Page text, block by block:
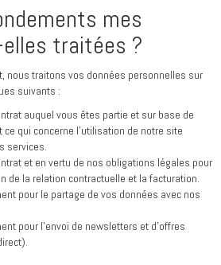
mes
traitées ?
nous traitons vos données personnelles sur
suivants :
auquel vous êtes partie et sur base de
qui concerne l’utilisation de notre site
services.
et en vertu de nos obligations légales pour
de la relation contractuelle et la facturation.
pour le partage de vos données avec nos
pour l’envoi de newsletters et d’offres